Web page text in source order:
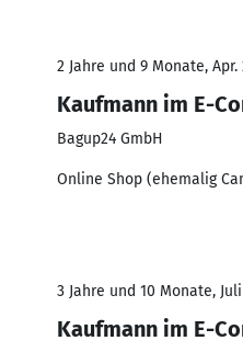
2 Jahre und 9 Monate, Apr.
Kaufmann im E-
Bagup24 GmbH
Online Shop (ehemalig
3 Jahre und 10 Monate,
Kaufmann im E-